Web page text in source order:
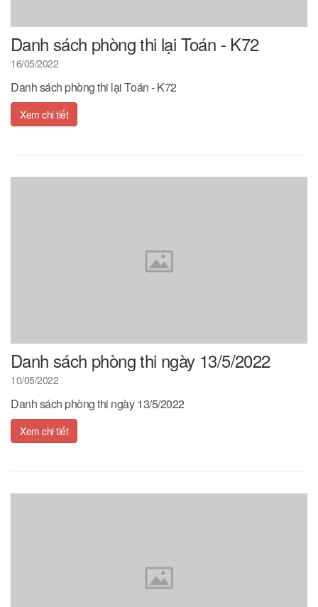
Danh sách phòng thi lại Toán - K72
16/05/2022
Danh sách phòng thi lại Toán - K72
Xem chi tiết
Danh sách phòng thi ngày 13/5/2022
10/05/2022
Danh sách phòng thi ngày 13/5/2022
Xem chi tiết